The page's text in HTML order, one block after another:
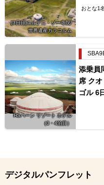
[3日目]エルデニ・ゾー寺院/
世界遺産カラコルム
おとな1
HSハーン リゾート ホテル
（3・4泊目）
添乗員
席 ク
ゴル 6
デジタルパンフレット